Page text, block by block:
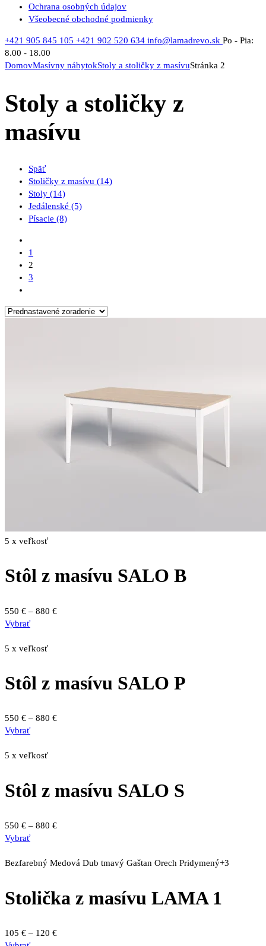
Ochrana osobných údajov
Všeobecné obchodné podmienky
+421 905 845 105 +421 902 520 634 info@lamadrevo.sk Po - Pia:
8.00 - 18.00
DomovMasívny nábytokStoly a stoličky z masívuStránka 2
Stoly a stoličky z
masívu
Späť
Stoličky z masívu (14)
Stoly (14)
Jedálenské (5)
Písacie (8)
1
2
3
5 x veľkosť
Stôl z masívu SALO B
550 € – 880 €Price
VybraťTento
má
Možnosti
vybrať
na
produktu.
5 x veľkosť
Stôl z masívu SALO P
550 € – 880 €Price
VybraťTento
má
Možnosti
vybrať
na
produktu.
5 x veľkosť
Stôl z masívu SALO S
550 € – 880 €Price
through
VybraťTento
má
Možnosti
vybrať
Bezfarebný Medová Dub tmavý Gaštan Orech Pridymený+3
Stolička z masívu LAMA 1
105 € – 120 €Price